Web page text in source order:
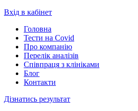
Вхід в кабінет
Головна
Тести на Covid
Про компанію
Перелік аналізів
Співпраця з клініками
Блог
Контакти
Дізнатись результат